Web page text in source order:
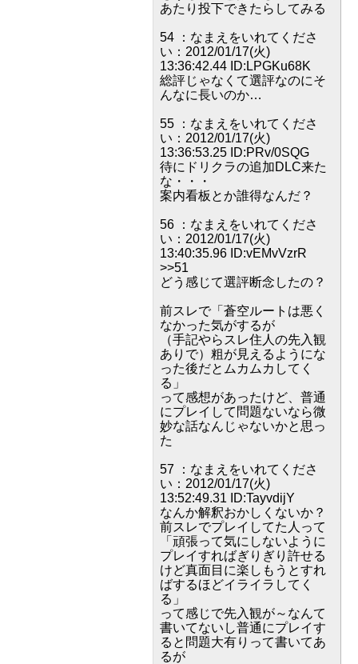
あたり投下できたらしてみる
54 ：なまえをいれてくださ
い：2012/01/17(火)
13:36:42.44 ID:LPGKu68K
総評じゃなくて選評なのにそ
んなに長いのか…
55 ：なまえをいれてくださ
い：2012/01/17(火)
13:36:53.25 ID:PRv/0SQG
待にドリクラの追加DLC来た
な・・・
案内看板とか誰得なんだ？
56 ：なまえをいれてくださ
い：2012/01/17(火)
13:40:35.96 ID:vEMvVzrR
>>51
どう感じて選評断念したの？
前スレで「蒼空ルートは悪く
なかった気がするが
（手記やらスレ住人の先入観
ありで）粗が見えるようにな
った後だとムカムカしてく
る」
って感想があったけど、普通
にプレイして問題ないなら微
妙な話なんじゃないかと思っ
た
57 ：なまえをいれてくださ
い：2012/01/17(火)
13:52:49.31 ID:TayvdijY
なんか解釈おかしくないか？
前スレでプレイしてた人って
「頑張って気にしないように
プレイすればぎりぎり許せる
けど真面目に楽しもうとすれ
ばするほどイライラしてく
る」
って感じで先入観が～なんて
書いてないし普通にプレイす
ると問題大有りって書いてあ
るが